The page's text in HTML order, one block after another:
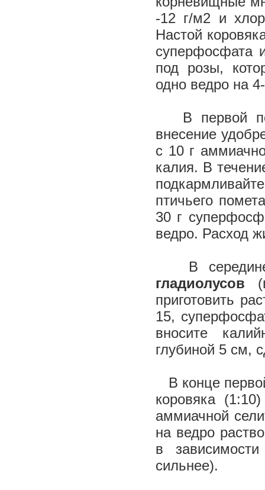
-12 г/м2 и
Настой
суперфосфата
под розы,
одно ведро на
В первой
внесение
с 10 г
калия. В
птичьего
30 г
ведро. Расход
В
гладиолусов
приготовить
15,
вносите
глубиной 5 см,
В конце
коровяка
аммиачной
на ведро
в
сильнее).